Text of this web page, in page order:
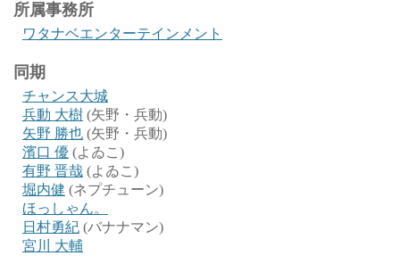
所属事務所
ワタナベエンターテインメント
同期
チャンス大城
兵動 大樹 (矢野・兵動)
矢野 勝也 (矢野・兵動)
濱口 優 (よゐこ)
有野 晋哉 (よゐこ)
堀内健 (ネプチューン)
ほっしゃん。
日村勇紀 (バナナマン)
宮川 大輔